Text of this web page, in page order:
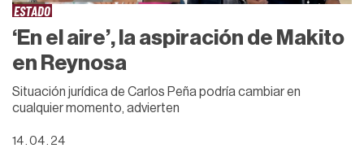
ESTADO
‘En el aire’, la aspiración de Makito
en Reynosa
Situación jurídica de Carlos Peña podría cambiar en
cualquier momento, advierten
14 . 04 . 24